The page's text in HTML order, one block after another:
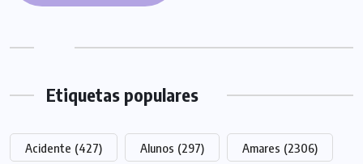
Etiquetas populares
Acidente (427) Alunos (297) Amares (2306)